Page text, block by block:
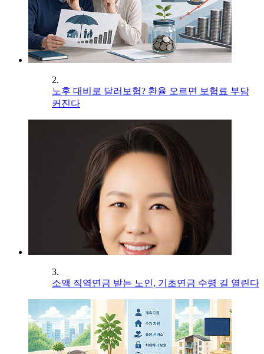
2.
노후 대비로 달러보험? 환율 오르면 보험료 부담
커진다
3.
소액 직역연금 받는 노인, 기초연금 수령 길 열린다